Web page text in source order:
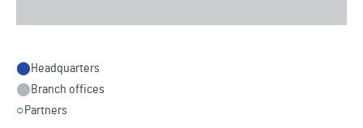
⬤Headquarters
⬤Branch offices
○Partners